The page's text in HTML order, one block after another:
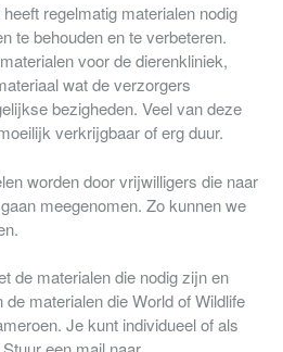
regelmatig materialen nodig
te behouden en te verbeteren.
voor de dierenkliniek,
wat de verzorgers
bezigheden. Veel van deze
verkrijgbaar of erg duur.
worden door vrijwilligers die naar
meegenomen. Zo kunnen we
de materialen die nodig zijn en
materialen die World of Wildlife
Je kunt individueel of als